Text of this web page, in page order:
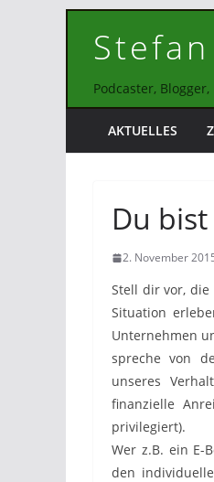
Inhalt
Podcaster,
AKTUELLES
Du
2. November
Stell dir vor, die
Situation
Unternehmen
spreche von
unseres
finanzielle
privilegiert).
Wer z.B. ein E-
den